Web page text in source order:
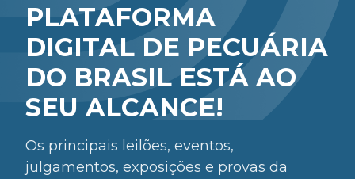
PLATAFORMA
DIGITAL DE PECUÁRIA
DO BRASIL ESTÁ AO
SEU ALCANCE!
Os principais leilões, eventos,
julgamentos, exposições e provas da